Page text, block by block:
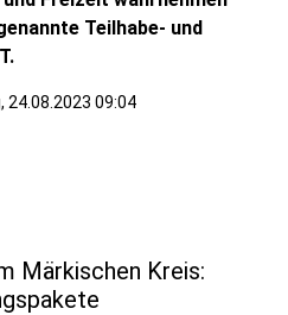
Teilhabe- und
24.08.2023 09:04
Märkischen Kreis: